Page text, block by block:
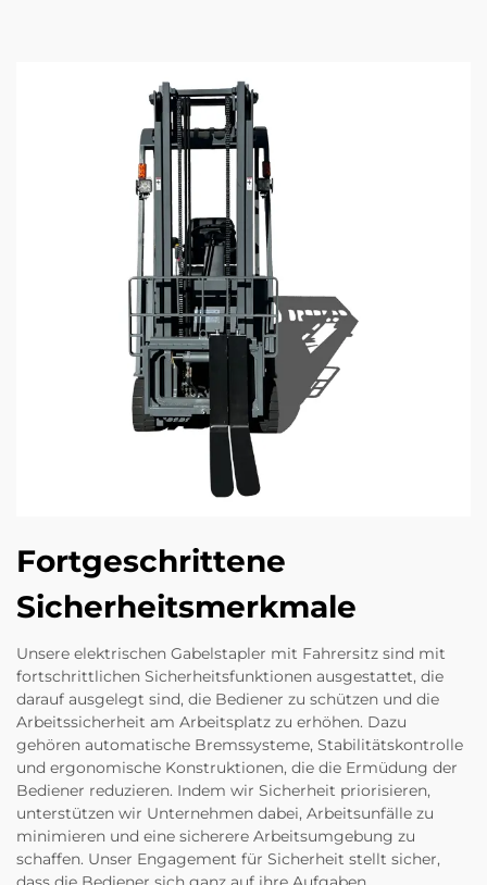
Fortgeschrittene
Sicherheitsmerkmale
Unsere elektrischen Gabelstapler mit Fahrersitz sind mit
fortschrittlichen Sicherheitsfunktionen ausgestattet, die
darauf ausgelegt sind, die Bediener zu schützen und die
Arbeitssicherheit am Arbeitsplatz zu erhöhen. Dazu
gehören automatische Bremssysteme, Stabilitätskontrolle
und ergonomische Konstruktionen, die die Ermüdung der
Bediener reduzieren. Indem wir Sicherheit priorisieren,
unterstützen wir Unternehmen dabei, Arbeitsunfälle zu
minimieren und eine sicherere Arbeitsumgebung zu
schaffen. Unser Engagement für Sicherheit stellt sicher,